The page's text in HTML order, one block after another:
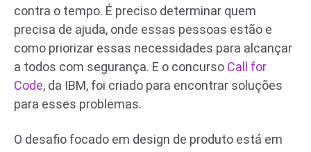
contra o tempo. É preciso determinar quem
precisa de ajuda, onde essas pessoas estão e
como priorizar essas necessidades para alcançar
a todos com segurança. E o concurso Call for
Code, da IBM, foi criado para encontrar soluções
para esses problemas.
O desafio focado em design de produto está em